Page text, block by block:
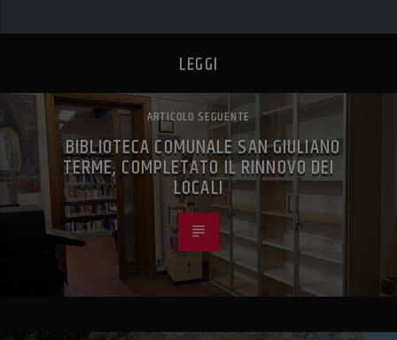
LEGGI
ARTICOLO SEGUENTE
BIBLIOTECA COMUNALE SAN GIULIANO
TERME, COMPLETATO IL RINNOVO DEI
LOCALI